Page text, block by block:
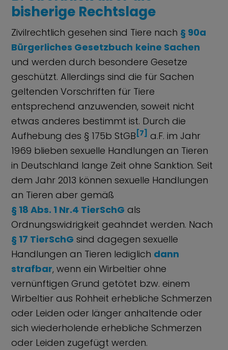
bisherige Rechtslage
Zivilrechtlich gesehen sind Tiere nach § 90a
Bürgerliches Gesetzbuch keine Sachen
und werden durch besondere Gesetze
geschützt. Allerdings sind die für Sachen
geltenden Vorschriften für Tiere
entsprechend anzuwenden, soweit nicht
etwas anderes bestimmt ist. Durch die
Aufhebung des § 175b StGB [7] a.F. im Jahr
1969 blieben sexuelle Handlungen an Tieren
in Deutschland lange Zeit ohne Sanktion. Seit
dem Jahr 2013 können sexuelle Handlungen
an Tieren aber gemäß
§ 18 Abs. 1 Nr.4 TierSchG als
Ordnungswidrigkeit geahndet werden. Nach
§ 17 TierSchG sind dagegen sexuelle
Handlungen an Tieren lediglich dann
strafbar, wenn ein Wirbeltier ohne
vernünftigen Grund getötet bzw. einem
Wirbeltier aus Rohheit erhebliche Schmerzen
oder Leiden oder länger anhaltende oder
sich wiederholende erhebliche Schmerzen
oder Leiden zugefügt werden.